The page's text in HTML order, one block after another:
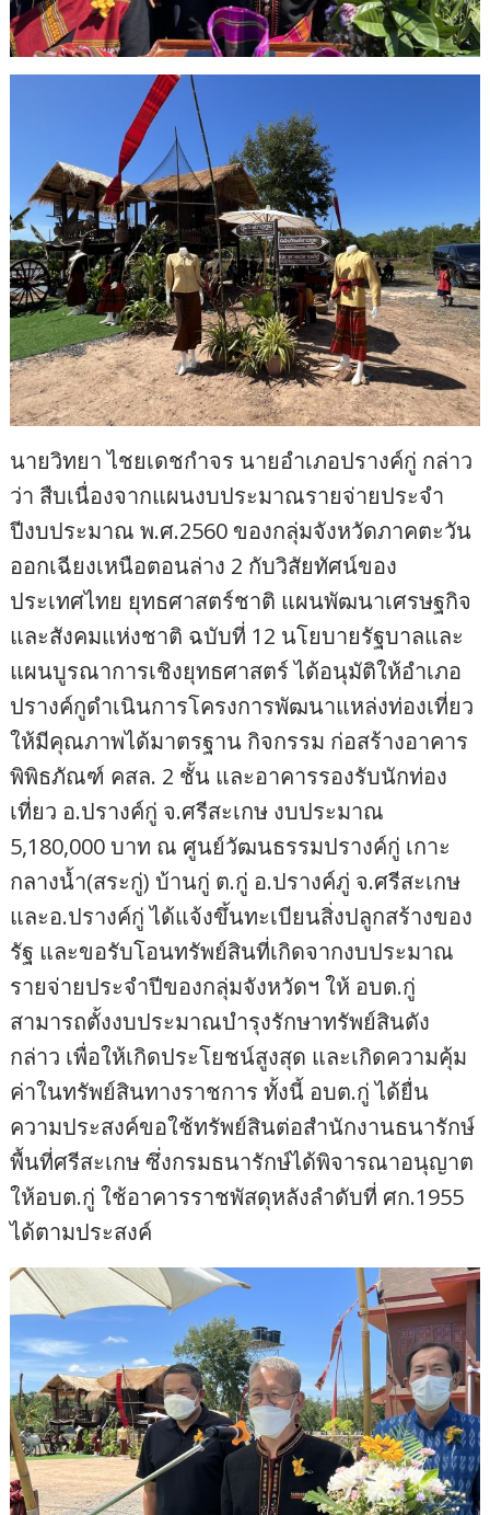
นายวิทยา ไชยเดชกำจร นายอำเภอปรางค์กู่ กล่าว
ว่า สืบเนื่องจากแผนงบประมาณรายจ่ายประจำ
ปีงบประมาณ พ.ศ.2560 ของกลุ่มจังหวัดภาคตะวัน
ออกเฉียงเหนือตอนล่าง 2 กับวิสัยทัศน์ของ
ประเทศไทย ยุทธศาสตร์ชาติ แผนพัฒนาเศรษฐกิจ
และสังคมแห่งชาติ ฉบับที่ 12 นโยบายรัฐบาลและ
แผนบูรณาการเชิงยุทธศาสตร์ ได้อนุมัติให้อำเภอ
ปรางค์กูดำเนินการโครงการพัฒนาแหล่งท่องเที่ยว
ให้มีคุณภาพได้มาตรฐาน กิจกรรม ก่อสร้างอาคาร
พิพิธภัณฑ์ คสล. 2 ชั้น และอาคารรองรับนักท่อง
เที่ยว อ.ปรางค์กู่ จ.ศรีสะเกษ งบประมาณ
5,180,000 บาท ณ ศูนย์วัฒนธรรมปรางค์กู่ เกาะ
กลางน้ำ(สระกู่) บ้านกู่ ต.กู่ อ.ปรางค์ภู่ จ.ศรีสะเกษ
และอ.ปรางค์กู่ ได้แจ้งขึ้นทะเบียนสิ่งปลูกสร้างของ
รัฐ และขอรับโอนทรัพย์สินที่เกิดจากงบประมาณ
รายจ่ายประจำปีของกลุ่มจังหวัดฯ ให้ อบต.กู่
สามารถตั้งงบประมาณบำรุงรักษาทรัพย์สินดัง
กล่าว เพื่อให้เกิดประโยชน์สูงสุด และเกิดความคุ้ม
ค่าในทรัพย์สินทางราชการ ทั้งนี้ อบต.กู่ ได้ยื่น
ความประสงค์ขอใช้ทรัพย์สินต่อสำนักงานธนารักษ์
พื้นที่ศรีสะเกษ ซึ่งกรมธนารักษ์ได้พิจารณาอนุญาต
ให้อบต.กู่ ใช้อาคารราชพัสดุหลังลำดับที่ ศก.1955
ได้ตามประสงค์